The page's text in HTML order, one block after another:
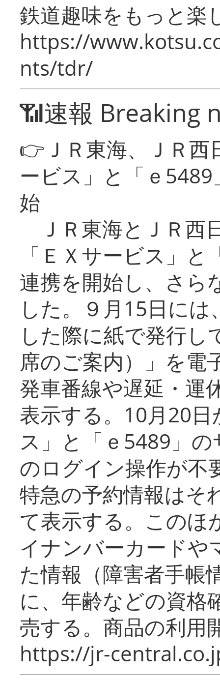
鉄道趣味をもっと楽
https://
nts/tdr/
📶速報 Breaking
👉ＪＲ東海、ＪＲ
ービス」と「ｅ
始
ＪＲ東海とＪＲ西
「ＥＸサービス」
連携を開始し、さら
した。９月15日に
した際に紙で発行し
席のご案内）」を電
発車番線や遅延・運
表示する。10月20
ス」と「ｅ5489」
のログイン操作が不
特急の予約情報はそ
て表示する。このほ
イナンバーカードや
た情報（障害者手帳
に、年齢などの資格
売する。商品の利用
https://jr-